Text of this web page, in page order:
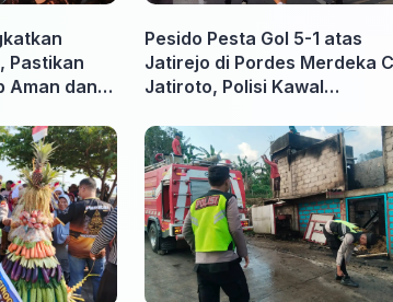
Pastikan
Aman dan
Pesido Pesta Gol 5-1 atas
Jatirejo di Pordes Merdeka
Jatiroto, Polisi Kawal